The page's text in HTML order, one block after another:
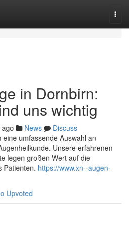
in Dornbirn:
uns wichtig
News
Discuss
umfassende Auswahl an
Unsere erfahrenen
legen großen Wert auf die
Patienten. https://www.xn--augen-
Upvoted